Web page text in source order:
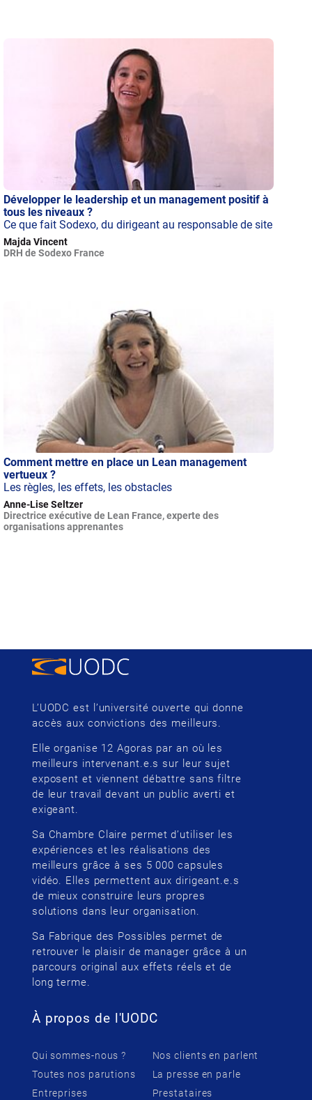
Développer le leadership et un management positif à
tous les niveaux ?
Ce que fait Sodexo, du dirigeant au responsable de site
Majda Vincent
DRH de Sodexo France
Comment mettre en place un Lean management
vertueux ?
Les règles, les effets, les obstacles
Anne-Lise Seltzer
Directrice exécutive de Lean France, experte des
organisations apprenantes
L’UODC est l’université ouverte qui donne
accès aux convictions des meilleurs.
Elle organise 12 Agoras par an où les
meilleurs intervenant.e.s sur leur sujet
exposent et viennent débattre sans filtre
de leur travail devant un public averti et
exigeant.
Sa Chambre Claire permet d’utiliser les
expériences et les réalisations des
meilleurs grâce à ses 5 000 capsules
vidéo. Elles permettent aux dirigeant.e.s
de mieux construire leurs propres
solutions dans leur organisation.
Sa Fabrique des Possibles permet de
retrouver le plaisir de manager grâce à un
parcours original aux effets réels et de
long terme.
À propos de l'UODC
Qui sommes-nous ?
Toutes nos parutions
Entreprises
Nos clients en parlent
La presse en parle
Prestataires